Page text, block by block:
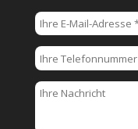
B
i
t
t
e